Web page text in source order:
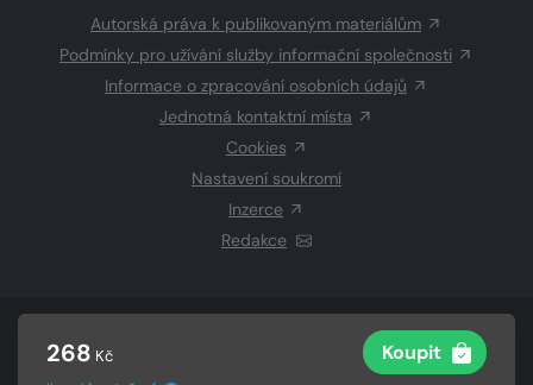
268 Kč Koupit
Autorská práva k publikovaným materiálům
Podmínky pro užívání služby informační společnosti
Informace o zpracování osobních údajů
Jednotná kontaktní místa
Cookies
Nastavení soukromí
Inzerce
Redakce
CZECH NEWS CENTER a.s.a dodavatelé